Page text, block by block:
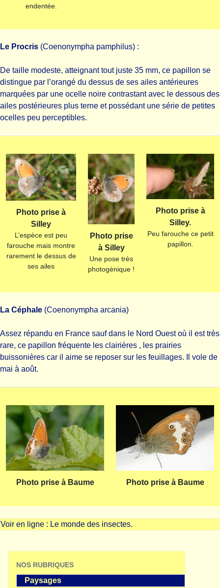
endentée.
Le Procris (Coenonympha pamphilus) :
De taille modeste, atteignant tout juste 35 mm, ce papillon se
distingue par l’orangé du dessus de ses ailes antérieures
marquées par une ocelle noire contrastant avec le dessous des
ailes postérieures plus terne et possédant une série de petites
ocelles peu perceptibles.
Photo prise à
Silley
L’espèce est peu
farouche mais montre
rarement le dessus de
ses ailes
Photo prise
à Silley
Une pose très
photogénique !
Photo prise à
Silley.
Peu farouche ce petit
papillon.
La Céphale (Coenonympha arcania)
Assez répandu en France sauf dans le Nord Ouest où il est très
rare, ce papillon fréquente les clairières , les prairies
buissonières car il aime se reposer sur les feuillages. Il vole de
mai à août.
Photo prise à Baume Photo prise à Baume
Voir en ligne : Le monde des insectes.
NOS RUBRIQUES
Paysages